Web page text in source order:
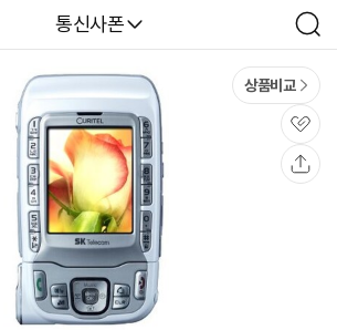
다나와
통신사폰
검
색
상품비교
관
심